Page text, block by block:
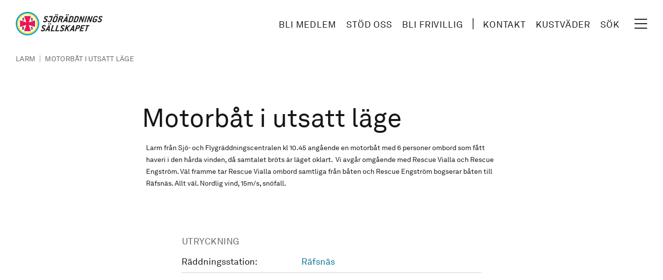
BLI MEDLEM STÖD OSS BLI FRIVILLIG KONTAKT KUSTVÄDER SÖK
LARM | MOTORBÅT I UTSATT LÄGE
Motorbåt i utsatt läge
Larm från Sjö- och Flygräddningscentralen kl 10.45 angående en motorbåt med 6 personer ombord som fått
haveri i den hårda vinden, då samtalet bröts är läget oklart. Vi avgår omgående med Rescue Vialla och Rescue
Engström. Väl framme tar Rescue Vialla ombord samtliga från båten och Rescue Engström bogserar båten till
Räfsnäs. Allt väl. Nordlig vind, 15m/s, snöfall.
UTRYCKNING
Räddningsstation:
Räfsnäs